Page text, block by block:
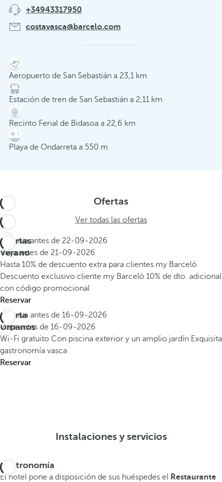
+34943317950
costavasca@barcelo.com
Aeropuerto de San Sebastián a 23,1 km
Estación de tren de San Sebastián a 2,11 km
Recinto Ferial de Bidasoa a 22,6 km
Playa de Ondarreta a 550 m
Ofertas
Ver todas las ofertas
Ofertas
Verano
Reserva antes de 22-09-2026
Viaja antes de 21-09-2026
Hasta 10% de descuento extra para clientes my Barceló
Descuento exclusivo cliente my Barceló 10% de dto. adicional
con código promocional
Reservar
Oferta
Urbanos
Reserva antes de 16-09-2026
Viaja antes de 16-09-2026
Wi-Fi gratuito Con piscina exterior y un amplio jardín Exquisita
gastronomía vasca
Reservar
Instalaciones y servicios
Gastronomía
El hotel pone a disposición de sus huéspedes el Restaurante